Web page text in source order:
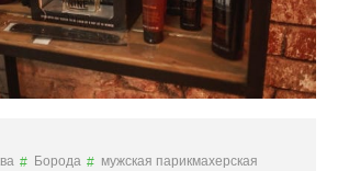
Борода
мужская парикмахерская